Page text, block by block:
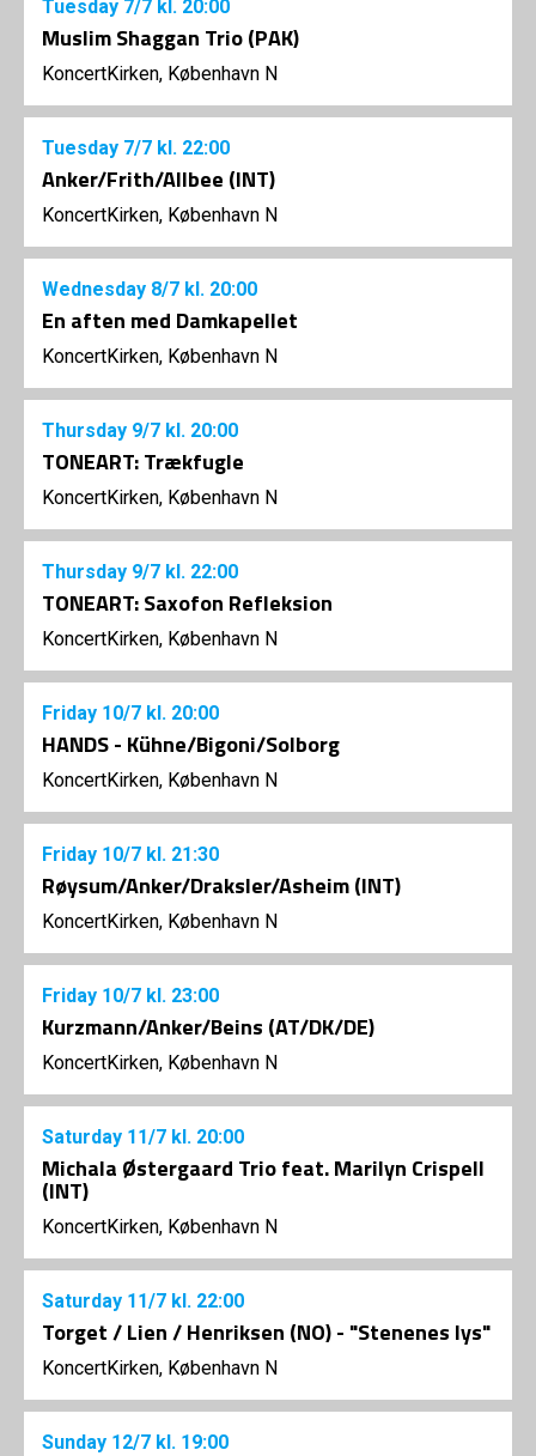
Tuesday 7/7 kl. 20:00
Muslim Shaggan Trio (PAK)
KoncertKirken, København N
Tuesday 7/7 kl. 22:00
Anker/Frith/Allbee (INT)
KoncertKirken, København N
Wednesday 8/7 kl. 20:00
En aften med Damkapellet
KoncertKirken, København N
Thursday 9/7 kl. 20:00
TONEART: Trækfugle
KoncertKirken, København N
Thursday 9/7 kl. 22:00
TONEART: Saxofon Refleksion
KoncertKirken, København N
Friday 10/7 kl. 20:00
HANDS - Kühne/Bigoni/Solborg
KoncertKirken, København N
Friday 10/7 kl. 21:30
Røysum/Anker/Draksler/Asheim (INT)
KoncertKirken, København N
Friday 10/7 kl. 23:00
Kurzmann/Anker/Beins (AT/DK/DE)
KoncertKirken, København N
Saturday 11/7 kl. 20:00
Michala Østergaard Trio feat. Marilyn Crispell
(INT)
KoncertKirken, København N
Saturday 11/7 kl. 22:00
Torget / Lien / Henriksen (NO) - "Stenenes lys"
KoncertKirken, København N
Sunday 12/7 kl. 19:00